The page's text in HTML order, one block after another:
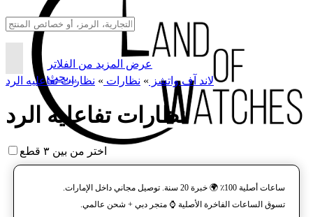
عرض المزيد من الفلاتر
بحث...
لاند آف واتشز » نظارات » نظارات تفاعلیه الرد
نظارات تفاعلیه الرد
اختر من بين ٣ قطع
ساعات أصلية 100٪ 🌍 خبرة 20 سنة. توصيل مجاني داخل الإمارات.
تسوق الساعات الفاخرة الأصلية ⌚️ متجر دبي + شحن عالمي.